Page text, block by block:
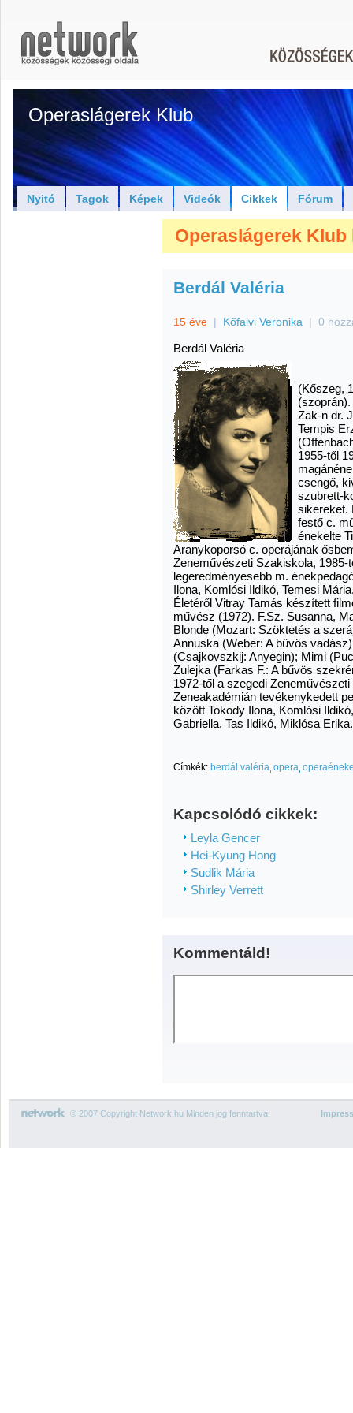
Operaslágerek Klub
Nyitó Tagok Képek Videók Cikkek Fórum
Operaslágerek Klub
Berdál Valéria
15 éve | Kőfalvi Veronika | 0
Berdál Valéria
(Kőszeg,
Zak-n dr.
Tempis
1955-től
csengő,
szubrett-
sikereket.
festő c.
énekelte
Aranykoporsó c. operájának
Zeneművészeti Szakiskola,
legeredményesebb m.
Ilona, Komlósi Ildikó, Temesi
Életéről Vitray Tamás készített
művész (1972). F.Sz. Susanna,
Blonde (Mozart: Szöktetés a
Annuska (Weber: A bűvös
(Csajkovszkij: Anyegin); Mimi
Zulejka (Farkas F.: A bűvös
1972-től a szegedi
Zeneakadémián tevékenykedett
között Tokody Ilona, Komlósi
Gabriella, Tas Ildikó, Miklósa
Címkék: berdál valéria opera
Kapcsolódó cikkek:
Leyla Gencer
Hei-Kyung Hong
Sudlik Mária
Shirley Verrett
Kommentáld!
© 2007 Copyright Network.hu Minden jog fenntartva.